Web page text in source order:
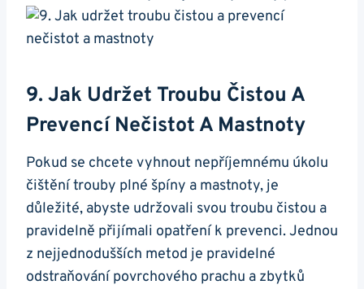
9. Jak Udržet Troubu Čistou A
Prevencí Nečistot A Mastnoty
Pokud se chcete vyhnout ⁤nepříjemnému úkolu
čištění trouby plné špíny a mastnoty, je
důležité, abyste udržovali svou troubu čistou a
pravidelně přijímali opatření k prevenci. Jednou
z nejjednodušších metod je pravidelné
odstraňování povrchového​ prachu a zbytků